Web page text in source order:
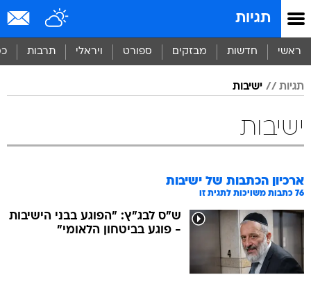
תגיות
ראשי חדשות מבזקים ספורט ויראלי תרבות
תגיות ישיבות
ישיבות
ארכיון הכתבות של ישיבות
76 כתבות משויכות לתגית זו
ש"ס לבג"ץ: "הפוגע בבני הישיבות
- פוגע בביטחון הלאומי"